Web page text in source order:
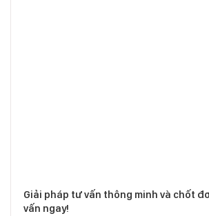
Giải pháp tư vấn thông minh và chốt
vấn ngay!